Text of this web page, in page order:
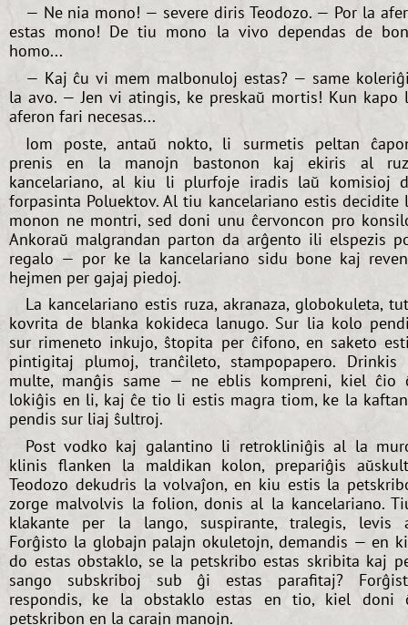
— Ne nia mono! — severe diris Teodozo. — Por la
estas mono! De tiu mono la vivo dependas de
homo...
— Kaj ĉu vi mem malbonuloj estas? — same
la avo. — Jen vi atingis, ke preskaŭ mortis! Kun kapo
aferon fari necesas...
Iom poste, antaŭ nokto, li surmetis peltan
prenis en la manojn bastonon kaj ekiris al
kancelariano, al kiu li plurfoje iradis laŭ komisioj
forpasinta Poluektov. Al tiu kancelariano estis decidite
monon ne montri, sed doni unu ĉervoncon pro
Ankoraŭ malgrandan parton da arĝento ili elspezis
regalo — por ke la kancelariano sidu bone kaj
hejmen per gajaj piedoj.
La kancelariano estis ruza, akranaza, globokuleta,
kovrita de blanka kokideca lanugo. Sur lia kolo
sur rimeneto inkujo, ŝtopita per ĉifono, en saketo
pintigitaj plumoj, tranĉileto, stampopapero. Drinkis
multe, manĝis same — ne eblis kompreni, kiel ĉio
lokiĝis en li, kaj ĉe tio li estis magra tiom, ke la
pendis sur liaj ŝultroj.
Post vodko kaj galantino li retrokliniĝis al la
klinis flanken la maldikan kolon, prepariĝis
Teodozo dekudris la volvaĵon, en kiu estis la
zorge malvolvis la folion, donis al la kancelariano.
klakante per la lango, suspirante, tralegis, levis
Forĝisto la globajn palajn okuletojn, demandis — en
do estas obstaklo, se la petskribo estas skribita kaj
sango subskriboj sub ĝi estas parafitaj?
respondis, ke la obstaklo estas en tio, kiel doni
petskribon en la carajn manojn.